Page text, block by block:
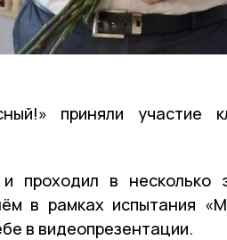
приняли участие
проходил в несколько
в рамках испытания
в видеопрезентации.